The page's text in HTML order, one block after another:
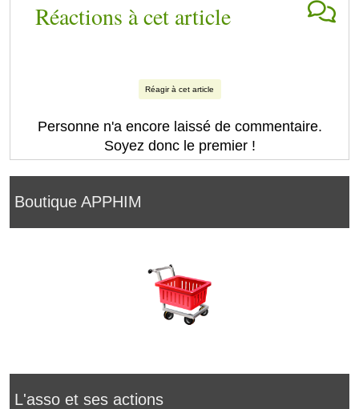
Boutique APPHIM
L'asso et ses actions
Réactions à cet article
Réagir à cet article
Personne n'a encore laissé de commentaire.
Soyez donc le premier !